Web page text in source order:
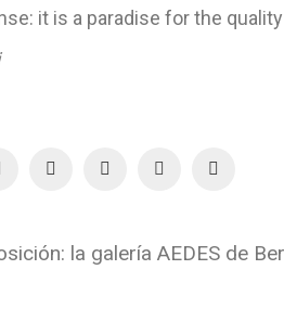
it is a paradise for the